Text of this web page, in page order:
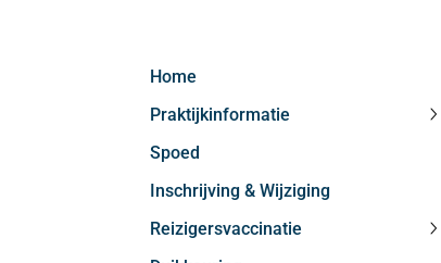
Home
Praktijkinformatie
Spoed
Inschrijving & Wijziging
Reizigersvaccinatie